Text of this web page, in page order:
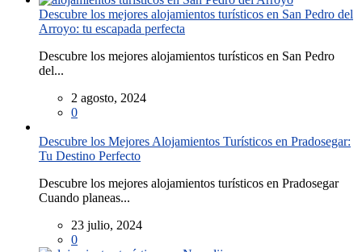
Descubre los mejores alojamientos turísticos en San Pedro del
Arroyo: tu escapada perfecta
Descubre los mejores alojamientos turísticos en San Pedro
del...
2 agosto, 2024
0
Descubre los Mejores Alojamientos Turísticos en Pradosegar:
Tu Destino Perfecto
Descubre los mejores alojamientos turísticos en Pradosegar
Cuando planeas...
23 julio, 2024
0